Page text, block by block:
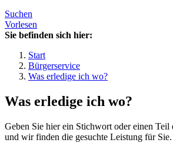
Suchen
Vorlesen
Sie befinden sich hier:
Start
Bürgerservice
Was erledige ich wo?
Was erledige ich wo?
Geben Sie hier ein Stichwort oder einen Teil
und wir finden die gesuchte Leistung für Sie.